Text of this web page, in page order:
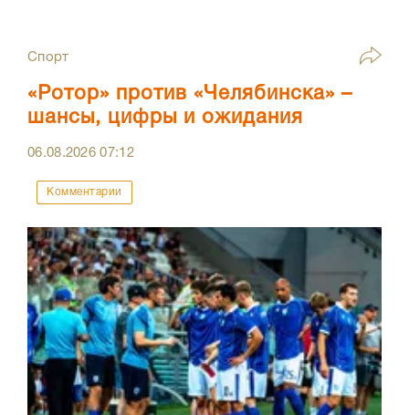
Спорт
«Ротор» против «Челябинска» –
шансы, цифры и ожидания
06.08.202607:12
Комментарии